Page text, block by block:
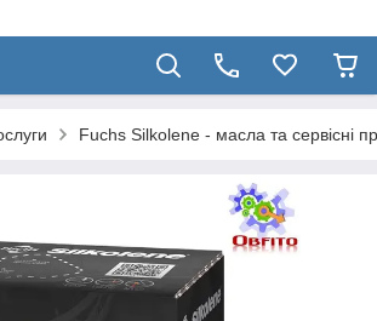
Fuchs Silkolene - масла та сервісні